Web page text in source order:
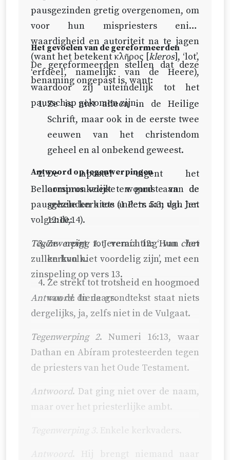
Doop geweest, hoewel hij iets
anders was, en wel vooral hierin,
dat hij van degenen die gedoopt
zouden worden, het geloof eiste
in de Messías Die nu ingewijd
zou worden en zou verlossen
Matth. 3:11 ;Hand. 19:4
Hierover elders meer.
Het allerdoorluchtigste
getuigenis dat hij van de
tegenwoordig zijnde Messías
gegeven heeft (
Joh. 1:17,33
Matth. 3:11).
pausgezinden gretig overgenomen, om
voor hun mispriesters enige
waardigheid en autoriteit na te jagen
(want het betekent κλῆρος [kleros], ‘lot’,
‘erfdeel’, namelijk: van de Heere),
waardoor zij uiteindelijk tot het
pausschap gekomen zijn.
Het gevoelen van de gereformeerden
De gereformeerden stellen dat deze
benaming ongepast is, want:
Ze is niet alleen in de Heilige
Schrift, maar ook in de eerste twee
eeuwen van het christendom
geheel en al onbekend geweest.
De apostel eigent het
oorspronkelijke woord aan de
gehele kerk toe (1 Petr. 5:3; vgl. Jer.
12:10,14).
Ze neigt tot verachting van het
kerkvolk.
Ze strekt tot trotsheid en hoogmoed
van de dienaars.
Antwoord op tegenwerpingen
Bellarminus voert ten gunste van de
pausgezinden niets anders aan dan het
volgende:
Tegenwerping 1.Jeremía 12: ‘Hun cleri
zullen hun niet voordelig zijn’, met een
zinspeling op vers 13.
Antwoord. In de grondtekst staat niets
dergelijks, ja, zelfs niet in de Vulgaat.
Tegenwerping 2. Numeri 16:13, waar
Dathan en Abíram protesteerden tegen
de priesters van het Oude Testament.
Antwoord. Dat ging niet over de naam,
maar over het priesterlijke ambt.